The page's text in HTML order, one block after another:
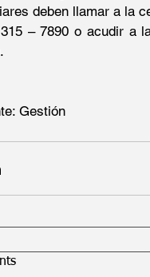
deben llamar a la
– 7890 o acudir a
Gestión